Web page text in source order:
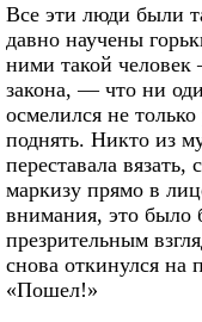
Все эти люди были
давно научены
ними такой
закона, — что ни
осмелился не
поднять. Никто из
переставала вязать,
маркизу прямо в
внимания, это было
презрительным
снова откинулся на
«Пошел!»